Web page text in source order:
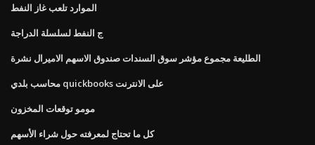
الموارد تلعب غاز النفط
ج النفط لسلسلة الدراجة
الطليعة مجموع مؤشر سوق السندات صندوق الاسهم الاميرال نشرة
محاسب بلدي quickbooks على الانترنت
مومو توقعات المخزون
كل ما تحتاج لمعرفته حول شراء الأسهم